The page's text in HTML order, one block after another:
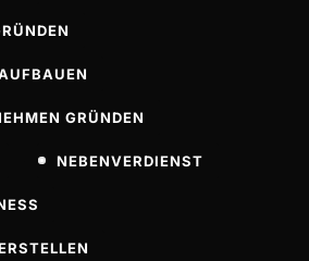
GRÜNDEN
NEBENVERDIENST